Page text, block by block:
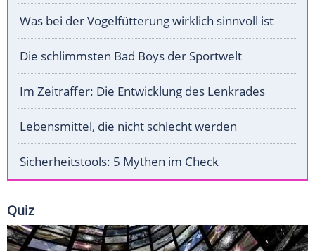
Was bei der Vogelfütterung wirklich sinnvoll ist
Die schlimmsten Bad Boys der Sportwelt
Im Zeitraffer: Die Entwicklung des Lenkrades
Lebensmittel, die nicht schlecht werden
Sicherheitstools: 5 Mythen im Check
Quiz